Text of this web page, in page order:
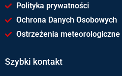
Polityka prywatności
Ochrona Danych Osobowych
Ostrzeżenia meteorologiczne
Szybki kontakt